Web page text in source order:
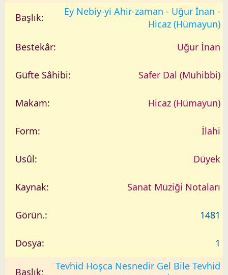
Ey Nebiy-yi Ahir-zaman - Uğur İnan -
Hicaz (Hümayun)
Uğur İnan
Safer Dal (Muhibbi)
Hicaz (Hümayun)
İlahi
Düyek
Sanat Müziği Notaları
1481
1
Tevhid Hoşca Nesnedir Gel Bile Tevhid